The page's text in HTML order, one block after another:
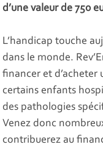
d’une valeur de 750
L’handicap touche
dans le monde.
financer et d’acheter
certains enfants
des pathologies
Venez donc
contribuerez au